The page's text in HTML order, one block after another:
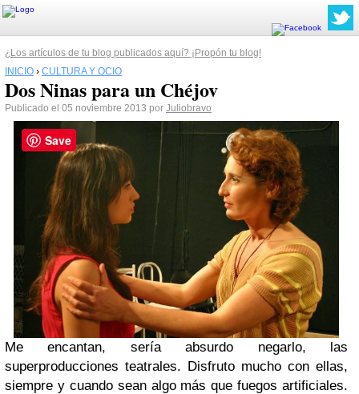
¿Los artículos de tu blog publicados aquí? ¡Propón tu blog!
INICIO › CULTURA Y OCIO
Dos Ninas para un Chéjov
Publicado el 05 noviembre 2013 por Juliobravo
Me encantan, sería absurdo negarlo, las
superproducciones teatrales. Disfruto mucho con ellas,
siempre y cuando sean algo más que fuegos artificiales.
Save